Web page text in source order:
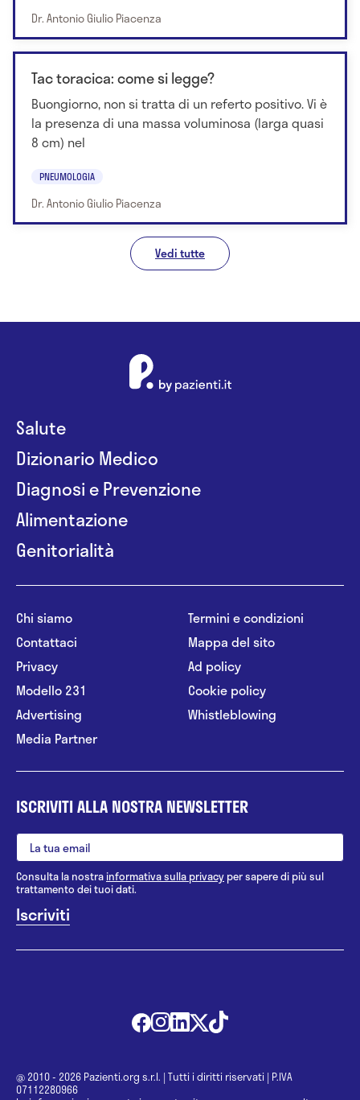
Dr. Antonio Giulio Piacenza
Tac toracica: come si legge?
Buongiorno, non si tratta di un referto positivo. Vi è
la presenza di una massa voluminosa (larga quasi
8 cm) nel
PNEUMOLOGIA
Dr. Antonio Giulio Piacenza
Vedi tutte
Salute
Dizionario Medico
Diagnosi e Prevenzione
Alimentazione
Genitorialità
Chi siamo
Contattaci
Privacy
Modello 231
Advertising
Media Partner
Termini e condizioni
Mappa del sito
Ad policy
Cookie policy
Whistleblowing
ISCRIVITI ALLA NOSTRA NEWSLETTER
Consulta la nostrainformativa sulla privacy per sapere di più sul
trattamento dei tuoi dati.
@ 2010 - 2026 Pazienti.org s.r.l. | Tutti i diritti riservati | P.IVA
07112280966